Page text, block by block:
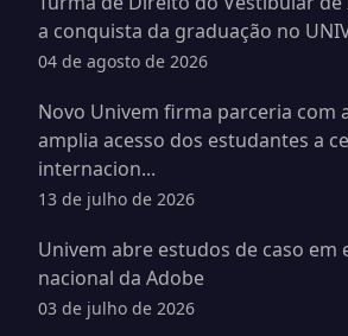
a conquista da graduação no
04 de agosto de 2026
Novo Univem firma parceria com
amplia acesso dos estudantes a
internacion...
13 de julho de 2026
Univem abre estudos de caso em
nacional da Adobe
03 de julho de 2026